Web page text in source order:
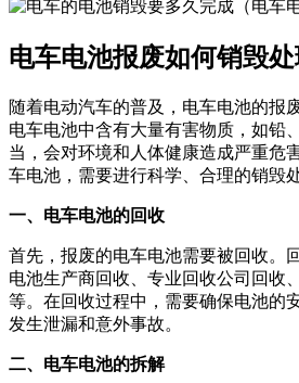
电车电池报废如何销毁处
随着电动汽车的普及，电车电池的报
电车电池中含有大量有害物质，如铅
当，会对环境和人体健康造成严重危
车电池，需要进行科学、合理的销毁处
一、电车电池的回收
首先，报废的电车电池需要被回收。
电池生产商回收、专业回收公司回收
等。在回收过程中，需要确保电池的
发生泄漏和意外事故。
二、电车电池的拆解